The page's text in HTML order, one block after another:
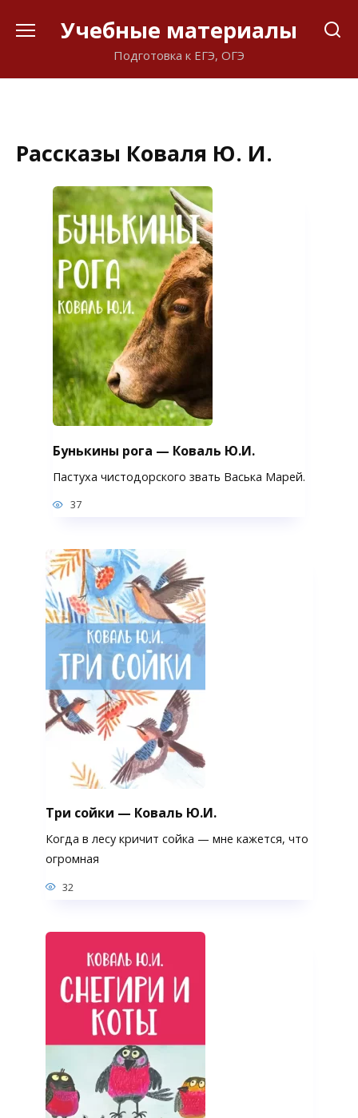
Учебные материалы
Подготовка к ЕГЭ, ОГЭ
Рассказы Коваля Ю. И.
Бунькины рога — Коваль Ю.И.
Пастуха чистодорского звать Васька Марей.
37
Три сойки — Коваль Ю.И.
Когда в лесу кричит сойка — мне кажется, что
огромная
32